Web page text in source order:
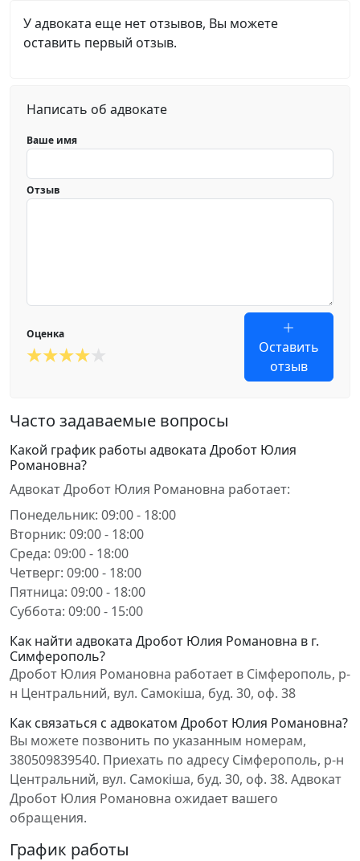
У адвоката еще нет отзывов, Вы можете
оставить первый отзыв.
Написать об адвокате
Ваше имя
Отзыв
Оценка
Оставить
отзыв
Часто задаваемые вопросы
Какой график работы адвоката Дробот Юлия
Романовна?
Адвокат Дробот Юлия Романовна работает:
Понедельник: 09:00 - 18:00
Вторник: 09:00 - 18:00
Среда: 09:00 - 18:00
Четверг: 09:00 - 18:00
Пятница: 09:00 - 18:00
Суббота: 09:00 - 15:00
Как найти адвоката Дробот Юлия Романовна в г.
Симферополь?
Дробот Юлия Романовна работает в Сімферополь, р-
н Центральний, вул. Самокіша, буд. 30, оф. 38
Как связаться с адвокатом Дробот Юлия Романовна?
Вы можете позвонить по указанным номерам,
380509839540. Приехать по адресу Сімферополь, р-н
Центральний, вул. Самокіша, буд. 30, оф. 38. Адвокат
Дробот Юлия Романовна ожидает вашего
обращения.
График работы